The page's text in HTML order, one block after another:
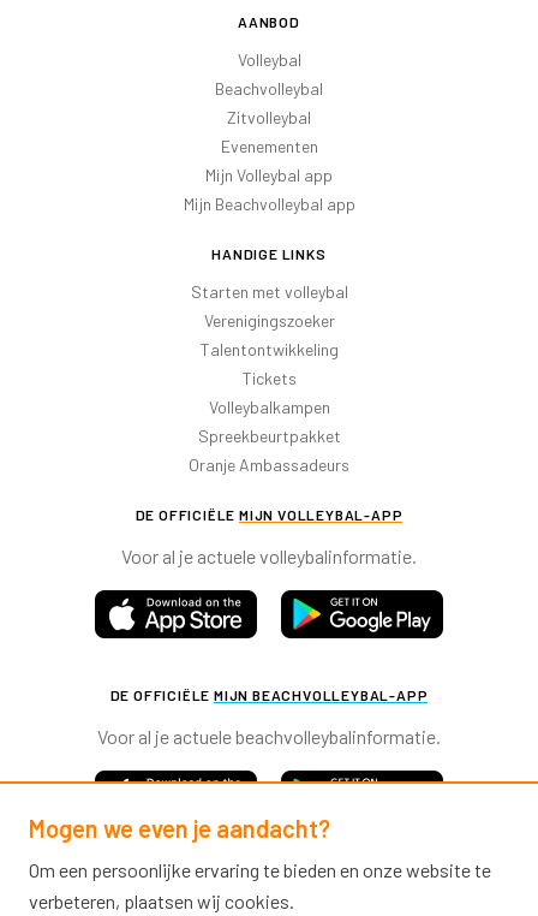
AANBOD
Volleybal
Beachvolleybal
Zitvolleybal
Evenementen
Mijn Volleybal app
Mijn Beachvolleybal app
HANDIGE LINKS
Starten met volleybal
Verenigingszoeker
Talentontwikkeling
Tickets
Volleybalkampen
Spreekbeurtpakket
Oranje Ambassadeurs
DE OFFICIËLE MIJN VOLLEYBAL-APP
Voor al je actuele volleybalinformatie.
DE OFFICIËLE MIJN BEACHVOLLEYBAL-APP
Voor al je actuele beachvolleybalinformatie.
Mogen we even je aandacht?
Om een persoonlijke ervaring te bieden en onze website te
verbeteren, plaatsen wij cookies.